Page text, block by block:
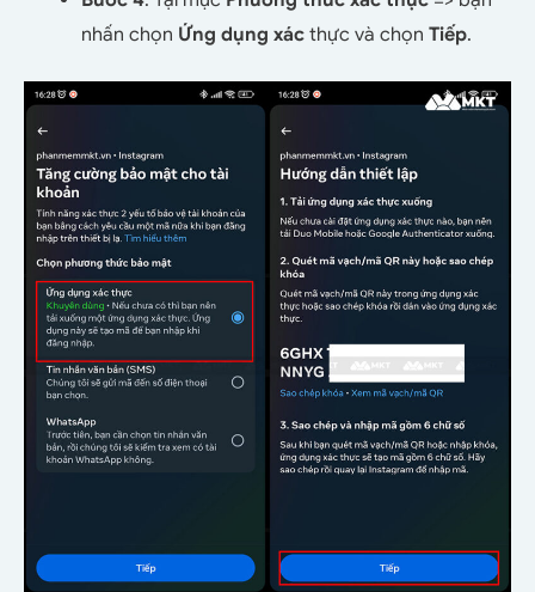
nhấn chọn Ứng dụng xác thực và chọn Tiếp.